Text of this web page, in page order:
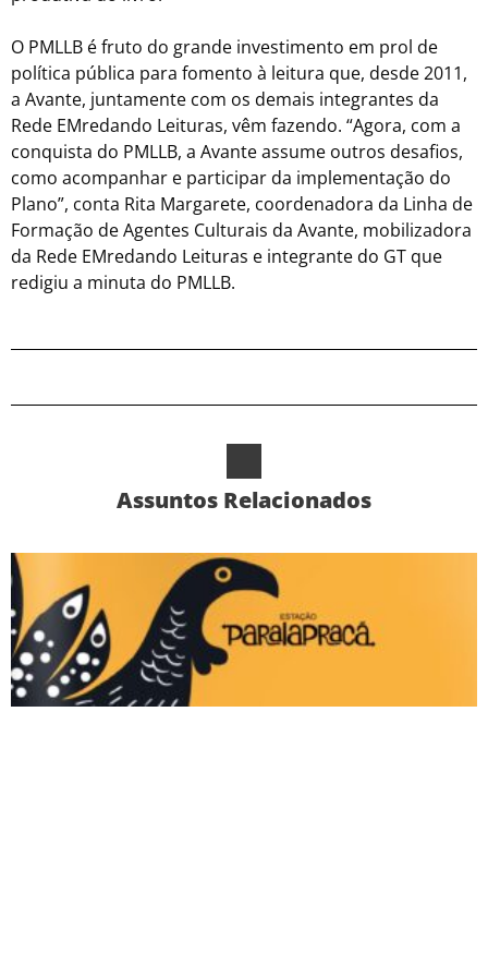
O PMLLB é fruto do grande investimento em prol de
política pública para fomento à leitura que, desde 2011,
a Avante, juntamente com os demais integrantes da
Rede EMredando Leituras, vêm fazendo. “Agora, com a
conquista do PMLLB, a Avante assume outros desafios,
como acompanhar e participar da implementação do
Plano”, conta Rita Margarete, coordenadora da Linha de
Formação de Agentes Culturais da Avante, mobilizadora
da Rede EMredando Leituras e integrante do GT que
redigiu a minuta do PMLLB.
Assuntos Relacionados